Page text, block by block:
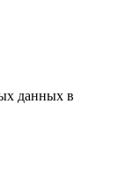
данных в